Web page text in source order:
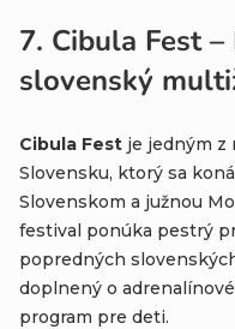
7. Cibula Fest
slovenský
Cibula Fest je jedným z
Slovensku, ktorý sa
Slovenskom a južnou
festival ponúka pestrý
popredných
doplnený o
program pre deti.